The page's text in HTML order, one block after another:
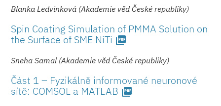
Blanka Ledvinková (Akademie věd České republiky)
Spin Coating Simulation of PMMA Solution on
the Surface of SME NiTi picture_as_pdf
Sneha Samal (Akademie věd České republiky)
Část 1 – Fyzikálně informované neuronové
sítě: COMSOL a MATLAB picture_as_pdf